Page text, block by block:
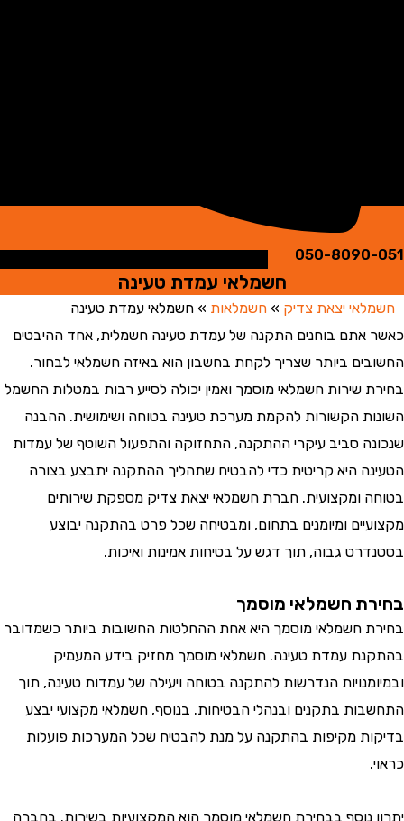
050-
חשמלאי עמדת טעינה
יצאת צדיק »חשמלאות»חשמלאי עמדת טעינה
אתם בוחנים התקנה של עמדת טעינה חשמלית, אחד ההיבטים
ביותר שצריך לקחת בחשבון הוא באיזה חשמלאי לבחור.
שירות חשמלאי מוסמך ואמין יכולה לסייע רבות במטלות החשמל
הקשורות להקמת מערכת טעינה בטוחה ושימושית. ההבנה
סביב עיקרי ההתקנה, התחזוקה והתפעול השוטף של עמדות
היא קריטית כדי להבטיח שתהליך ההתקנה יתבצע בצורה
ומקצועית. חברת חשמלאי יצאת צדיק מספקת שירותים
ומיומנים בתחום, ומבטיחה שכל פרט בהתקנה יבוצע
גבוה, תוך דגש על בטיחות אמינות ואיכות.
חשמלאי מוסמך
חשמלאי מוסמך היא אחת ההחלטות החשובות ביותר כשמדובר
עמדת טעינה. חשמלאי מוסמך מחזיק בידע המעמיק
הנדרשות להתקנה בטוחה ויעילה של עמדות טעינה, תוך
בתקנים ובנהלי הבטיחות. בנוסף, חשמלאי מקצועי יבצע
מקיפות בהתקנה על מנת להבטיח שכל המערכות פועלות
נוסף בבחירת חשמלאי מוסמך הוא המקצועיות בשירות. בחברה